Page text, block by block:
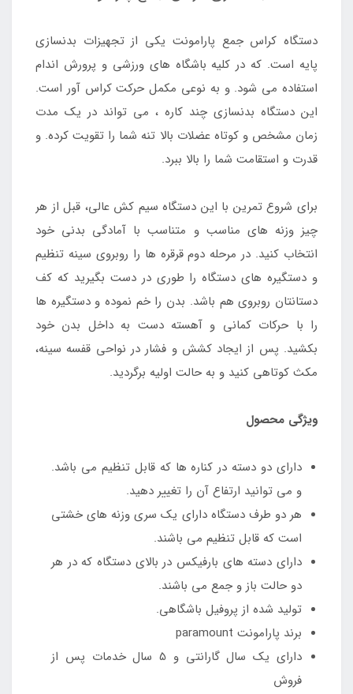
دستگاه کراس جمع پارامونت یکی از تجهیزات بدنسازی
پایه است. که در کلیه باشگاه های ورزشی و پرورش اندام
استفاده می شود. و به نوعی مکمل حرکت کراس آور است.
این دستگاه بدنسازی چند کاره ، می تواند در یک مدت
زمان مشخص و کوتاه عضلات بالا تنه شما را تقویت کرده. و
قدرت و استقامت شما را بالا ببرد.
برای شروع تمرین با این دستگاه سیم کش عالی، قبل از هر
چیز وزنه های مناسب و متناسب با آمادگی بدنی خود
انتخاب کنید. در مرحله دوم قرقره ها را روبروی سینه تنظیم
و دستگیره های دستگاه را طوری در دست بگیرید که کف
دستانتان روبروی هم باشد. بدن را خم نموده و دستگیره ها
را با حرکات کمانی و آهسته دست به داخل بدن خود
بکشید. پس از ایجاد کشش و فشار در نواحی قفسه سینه،
مکث کوتاهی کنید و به حالت اولیه برگردید.
ویژگی محصول
دارای دو دسته در کناره ها که قابل تنظیم می باشد.
و می توانید ارتفاع آن را تغییر دهید.
هر دو طرف دستگاه دارای یک سری وزنه های خشتی
است که قابل تنظیم می باشند.
دارای دسته های بارفیکس در بالای دستگاه که در هر
دو حالت باز و جمع می باشند.
تولید شده از پروفیل باشگاهی.
برند پارامونت paramount
دارای یک سال گارانتی و 5 سال خدمات پس از
فروش